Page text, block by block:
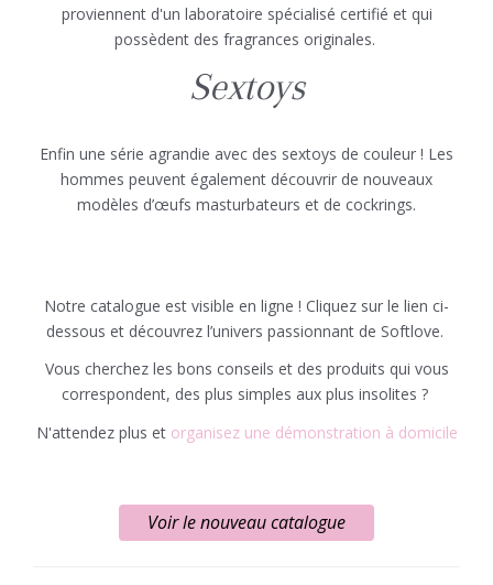
proviennent d'un laboratoire spécialisé certifié et qui
possèdent des fragrances originales.
Sextoys
Enfin une série agrandie avec des sextoys de couleur ! Les
hommes peuvent également découvrir de nouveaux
modèles d’œufs masturbateurs et de cockrings.
Notre catalogue est visible en ligne ! Cliquez sur le lien ci-
dessous et découvrez l’univers passionnant de Softlove.
Vous cherchez les bons conseils et des produits qui vous
correspondent, des plus simples aux plus insolites ?
N'attendez plus et organisez une démonstration à domicile
Voir le nouveau catalogue